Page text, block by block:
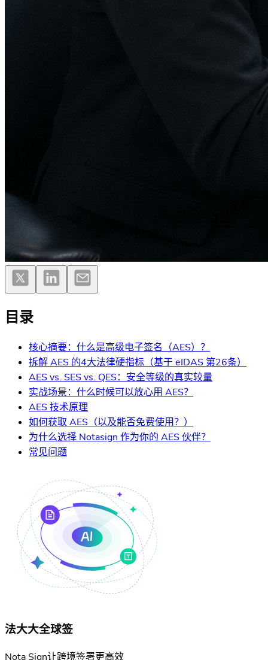
目录
核心摘要：什么是高级电子签名（AES）？
拆解 AES 的4大法律硬指标（基于 eIDAS 第26条）
AES vs. SES vs. QES：安全等级的真实较量
实战场景：什么时候可以放心用 AES？
AES 技术原理
如何获取 AES（以及能否免费使用？）
为什么选择 Notasign 作为你的 AES 伙伴？
常见问题
法大大全球签
Nota Sign让跨境签署更高效